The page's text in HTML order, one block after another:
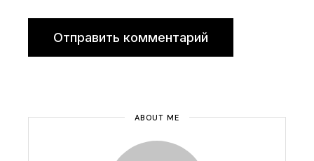
Отправить комментарий
ABOUT ME